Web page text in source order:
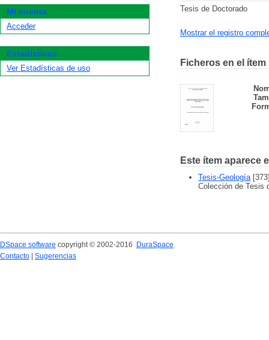
Tesis de Doctorado
Mostrar el registro
Ficheros en el ítem
Este ítem aparece
Tesis-Geología
Colección de Tesis
Mi cuenta
Acceder
Estadísticas
Ver Estadísticas de uso
DSpace software copyright © 2002-2016
DuraSpace
Contacto
Sugerencias